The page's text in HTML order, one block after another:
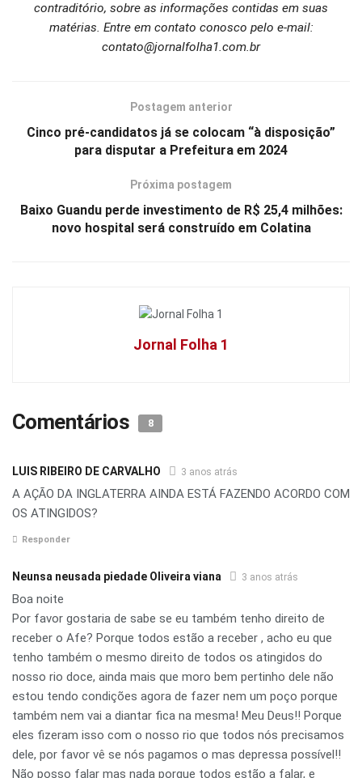
contraditório, sobre as informações contidas em suas
matérias. Entre em contato conosco pelo e-mail:
contato@jornalfolha1.com.br
Postagem anterior
Cinco pré-candidatos já se colocam “à disposição”
para disputar a Prefeitura em 2024
Próxima postagem
Baixo Guandu perde investimento de R$ 25,4 milhões:
novo hospital será construído em Colatina
Jornal Folha 1
Comentários 8
LUIS RIBEIRO DE CARVALHO 3 anos atrás
A AÇÃO DA INGLATERRA AINDA ESTÁ FAZENDO ACORDO COM
OS ATINGIDOS?
Responder
Neunsa neusada piedade Oliveira viana 3 anos atrás
Boa noite
Por favor gostaria de sabe se eu também tenho direito de
receber o Afe? Porque todos estão a receber , acho eu que
tenho também o mesmo direito de todos os atingidos do
nosso rio doce, ainda mais que moro bem pertinho dele não
estou tendo condições agora de fazer nem um poço porque
também nem vai a diantar fica na mesma! Meu Deus!! Porque
eles fizeram isso com o nosso rio que todos nós precisamos
dele, por favor vê se nós pagamos o mas depressa possível!!
Não posso falar mas nada porque todos estão a falar, e